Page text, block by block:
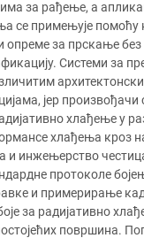
за рађење, а
се примењује
за прскање без
Системи за
јер
хлађење у
хлађења кроз
и инжењерство
протоколе
и примерирање
за радијативно
површина.